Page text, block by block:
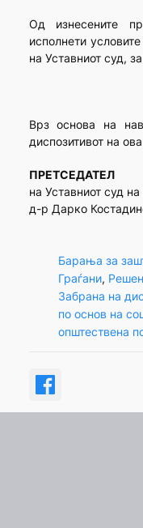
Од изнесените
исполнети
на Уставниот суд,
Врз основа на
диспозитивот на
ПРЕТСЕДАТЕЛ
на Уставниот суд
д-р Дарко
Барања за
Граѓани,
Забрана на
по основ на
општествена